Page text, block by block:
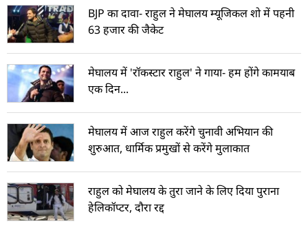
BJP का दावा- राहुल ने मेघालय म्यूजिकल शो में पहनी
63 हजार की जैकेट
मेघालय में 'रॉकस्टार राहुल' ने गाया- हम होंगे कामयाब
एक दिन...
मेघालय में आज राहुल करेंगे चुनावी अभियान की
शुरुआत, धार्मिक प्रमुखों से करेंगे मुलाकात
राहुल को मेघालय के तुरा जाने के लिए दिया पुराना
हेलिकॉप्टर, दौरा रद्द